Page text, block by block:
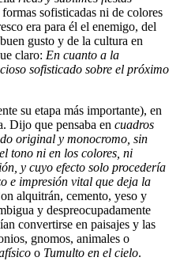
sofisticadas ni de colores
era para él el enemigo, del
gusto y de la cultura en
claro: En cuanto a la
sofisticado sobre el próximo
su etapa más importante), en
Dijo que pensaba en cuadros
original y monocromo, sin
tono ni en los colores, ni
y cuyo efecto solo procedería
e impresión vital que deja la
alquitrán, cemento, yeso y
y despreocupadamente
convertirse en paisajes y las
gnomos, animales o
o Tumulto en el cielo.